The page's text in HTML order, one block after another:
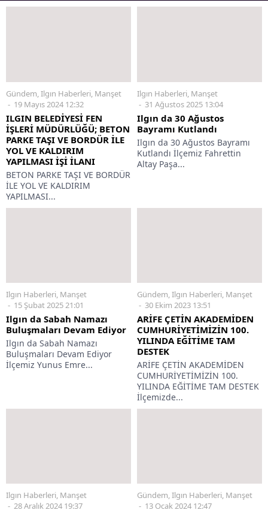
Gündem Ilgın Haberleri Manşet
19 Mayıs 2024 12:32
ILGIN BELEDİYESİ FEN
İŞLERİ MÜDÜRLÜĞÜ; BETON
PARKE TAŞI VE BORDÜR İLE
YOL VE KALDIRIM
YAPILMASI İŞİ İLANI
BETON PARKE TAŞI VE BORDÜR
İLE YOL VE KALDIRIM
YAPILMASI...
Ilgın Haberleri Manşet
31 Ağustos 2025 13:04
Ilgın da 30 Ağustos
Bayramı Kutlandı
Ilgın da 30 Ağustos Bayramı
Kutlandı İlçemiz Fahrettin
Altay Paşa...
Ilgın Haberleri, Manşet
15 Şubat 2025 21:01
Ilgın da Sabah Namazı
Buluşmaları Devam Ediyor
Ilgın da Sabah Namazı
Buluşmaları Devam Ediyor
İlçemiz Yunus Emre...
Gündem,Ilgın Haberleri, Manşet
30 Ekim 2023 13:51
ARİFE ÇETİN AKADEMİDEN
CUMHURİYETİMİZİN 100.
YILINDA EĞİTİME TAM
DESTEK
ARİFE ÇETİN AKADEMİDEN
CUMHURİYETİMİZİN 100.
YILINDA EĞİTİME TAM DESTEK
İlçemizde...
Ilgın Haberleri, Manşet
28 Aralık 2024 19:37
Gündem,Ilgın Haberleri, Manşet
13 Ocak 2024 12:47